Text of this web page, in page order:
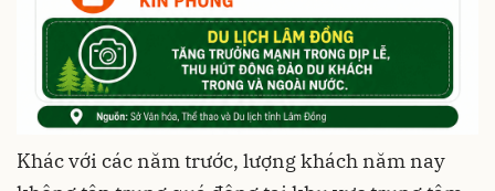
Khác với các năm trước, lượng khách năm nay